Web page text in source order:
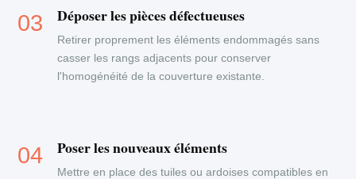
Déposer les pièces défectueuses
Retirer proprement les éléments endommagés sans
casser les rangs adjacents pour conserver
l'homogénéité de la couverture existante.
Poser les nouveaux éléments
Mettre en place des tuiles ou ardoises compatibles en